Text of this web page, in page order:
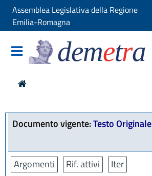
Assemblea Legislativa della Regione
Emilia-Romagna
demetra
Documento vigente:Testo Originale
Argomenti Rif. attivi
Iter